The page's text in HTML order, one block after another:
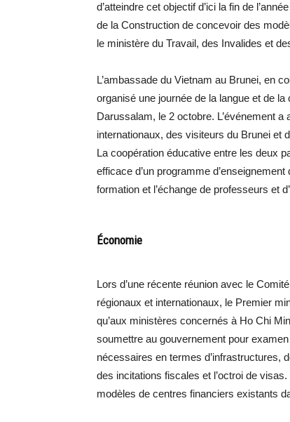
d’atteindre cet objectif d’ici la fin de
de la Construction de concevoir des
le ministère du Travail, des Invalides et
L’ambassade du Vietnam au Brunei, en
organisé une journée de la langue et de
Darussalam, le 2 octobre. L’événement
internationaux, des visiteurs du Brunei et
La coopération éducative entre les deux
efficace d’un programme
formation et l’échange de professeurs et
Économie
Lors d’une récente réunion avec le
régionaux et internationaux, le Premier
qu’aux ministères concernés à Ho Chi
soumettre au gouvernement pour
nécessaires en termes d’infrastructures,
des incitations fiscales et l’octroi de
modèles de centres financiers existants